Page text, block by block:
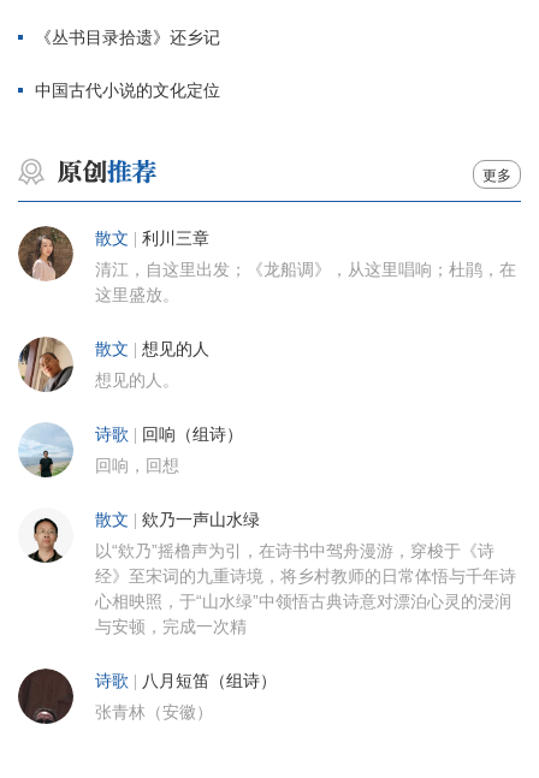
《丛书目录拾遗》还乡记
中国古代小说的文化定位
更多
散文 利川三章
清江，自这里出发；《龙船调》，从这里唱响；杜鹃，在
这里盛放。
散文 想见的人
想见的人。
诗歌 回响（组诗）
回响，回想
散文 欸乃一声山水绿
以“欸乃”摇橹声为引，在诗书中驾舟漫游，穿梭于《诗
经》至宋词的九重诗境，将乡村教师的日常体悟与千年诗
心相映照，于“山水绿”中领悟古典诗意对漂泊心灵的浸润
与安顿，完成一次精
诗歌 八月短笛（组诗）
张青林（安徽）